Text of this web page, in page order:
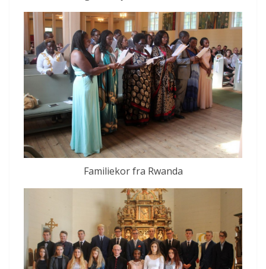
Familiekor fra Rwanda